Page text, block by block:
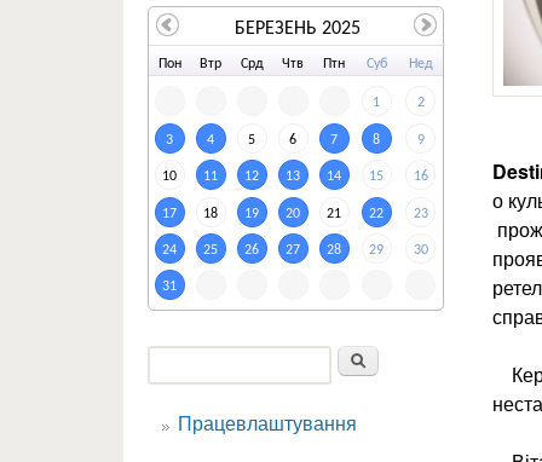
о
Пон Втр Срд Чтв Птн Суб Нед
1 2
3 4 5 6 7 8 9
10 11 12 13 14 15 16
17 18 19 20 21 22 23
24 25 26 27 28 29 30
31
БЕРЕЗЕНЬ 2025
Пошукова форма
Працевлаштування